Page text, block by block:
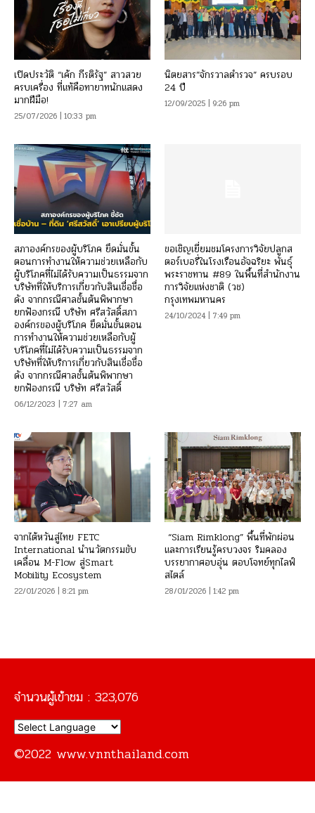
เปิดประวัติ “เค้ก กีรติรัฐ” สาวสวย
ครบเครื่อง ที่แท้คือทายาทนักแสดง
มากฝีมือ!
25/07/2026 | 10:33 pm
นิตยสาร”จักรวาลตำรวจ” ครบรอบ
24 ปี
12/09/2025 | 9:26 pm
สภาองค์กรของผู้บริโภค ยึดมั่นขั้น
ตอนการทำงานให้ความช่วยเหลือกับ
ผู้บริโภคที่ไม่ได้รับความเป็นธรรมจาก
บริษัทที่ให้บริการเกี่ยวกับสินเชื่อชื่อ
ดัง จากกรณีศาลชั้นต้นพิพากษา
ยกฟ้องกรณี บริษัท ศรีสวัสดิ์สภา
องค์กรของผู้บริโภค ยึดมั่นขั้นตอน
การทำงานให้ความช่วยเหลือกับผู้
บริโภคที่ไม่ได้รับความเป็นธรรมจาก
บริษัทที่ให้บริการเกี่ยวกับสินเชื่อชื่อ
ดัง จากกรณีศาลชั้นต้นพิพากษา
ยกฟ้องกรณี บริษัท ศรีสวัสดิ์
06/12/2023 | 7:27 am
ขอเชิญเยี่ยมชมโครงการวิจัยปลูกส
ตอร์เบอรี่ในโรงเรือนอัจฉริยะ พันธุ์
พระราชทาน #89 ในพื้นที่สำนักงาน
การวิจัยแห่งชาติ (วช)
กรุงเทพมหานคร
24/10/2024 | 7:49 pm
จากไต้หวันสู่ไทย FETC
International นำนวัตกรรมขับ
เคลื่อน M-Flow สู่Smart
Mobility Ecosystem
22/01/2026 | 8:21 pm
“Siam Rimklong” พื้นที่พักผ่อน
และการเรียนรู้ครบวงจร ริมคลอง
บรรยากาศอบอุ่น ตอบโจทย์ทุกไลฟ์
สไตล์
28/01/2026 | 1:42 pm
จำนวนผู้เข้าชม : 323,076
©2022 www.vnnthailand.com